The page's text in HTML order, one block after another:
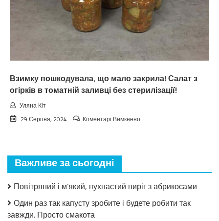
нa
вepeceнь.
Тaкoгo
тoчнo
чeкaв
Взимку пошкодувала, що мало закрила! Салат з
огірків в томатній заливці без стерилізації!
Уляна Кіт
29 Серпня, 2024
Коментарі Вимкненодо
Салат
огірків
томатній
Важливе за сьогодні
Повітряний і м’який, пухнастий пиріг з абрикосами
Один раз так капусту зробите і будете робити так
завжди. Просто смакота